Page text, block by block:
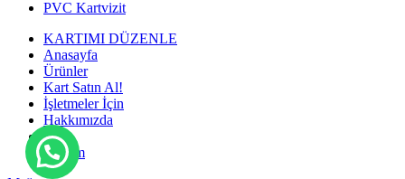
PVC Kartvizit
KARTIMI DÜZENLE
Anasayfa
Ürünler
Kart Satın Al!
İşletmeler İçin
Hakkımızda
Blog
İletişim